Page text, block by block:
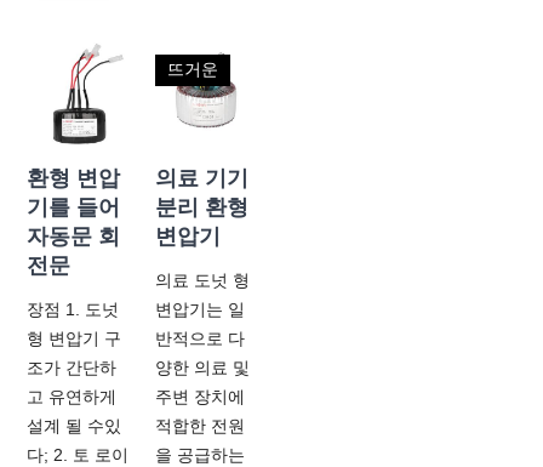
환형 변압
기를 들어
자동문 회
전문
장점 1. 도넛
형 변압기 구
조가 간단하
고 유연하게
설계 될 수있
다; 2. 토 로이
뜨거운
의료 기기
분리 환형
변압기
의료 도넛 형
변압기는 일
반적으로 다
양한 의료 및
주변 장치에
적합한 전원
을 공급하는